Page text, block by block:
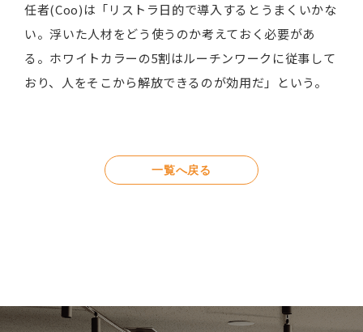
任者(Coo)は「リストラ日的で導入するとうまくいかな
い。浮いた人材をどう使うのか考えておく必要があ
る。ホワイトカラーの5割はルーチンワークに従事して
おり、人をそこから解放できるのが効用だ」という。
一覧へ戻る